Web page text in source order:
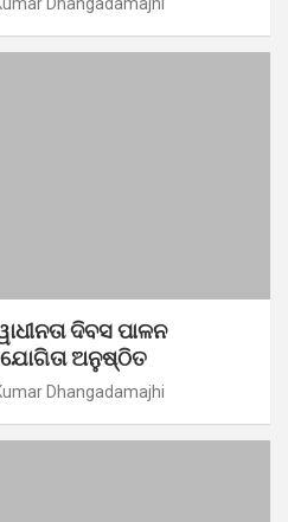
ଦିବସ ପାଳନ
ଅନୁଷ୍ଠିତ
Dhangadamajhi